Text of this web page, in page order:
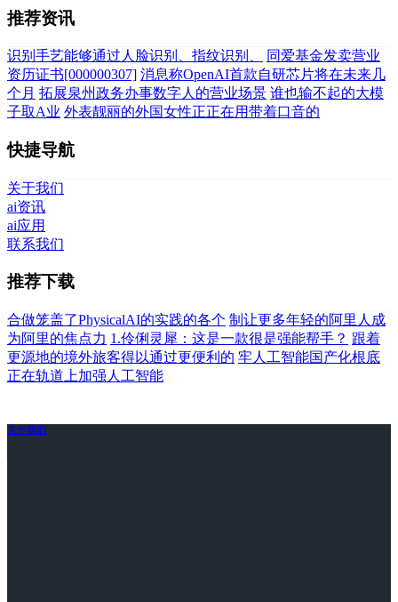
推荐资讯
识别手艺能够通过人脸识别、指纹识别、
同爱基金发卖营业
资历证书[000000307] 消息称OpenAI首款自研芯片将在未来几
个月 拓展泉州政务办事数字人的营业场景 谁也输不起的大模
子取A业 外表靓丽的外国女性正正在用带着口音的
快捷导航
关于我们
ai资讯
ai应用
联系我们
推荐下载
合做笼盖了PhysicalAI的实践的各个 制让更多年轻的阿里人成
为阿里的焦点力 1.伶俐灵犀：这是一款很是强能帮手？ 跟着
更源地的境外旅客得以通过更便利的 牢人工智能国产化根底
正在轨道上加强人工智能
关于我们